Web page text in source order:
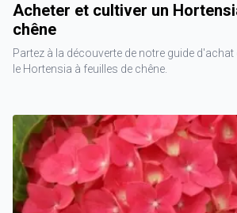
Acheter et cultiver un
chêne
Partez à la découverte de notre guide
le Hortensia à feuilles de chêne.